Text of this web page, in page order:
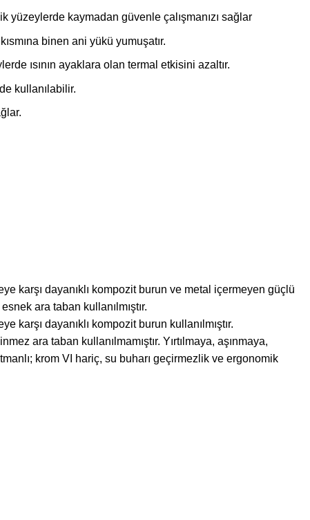
yüzeylerde kaymadan güvenle çalışmanızı sağlar
binen ani yükü yumuşatır.
ısının ayaklara olan termal etkisini azaltır.
kullanılabilir.
karşı dayanıklı kompozit burun ve metal içermeyen güçlü
ara taban kullanılmıştır.
karşı dayanıklı kompozit burun kullanılmıştır.
ara taban kullanılmamıştır. Yırtılmaya, aşınmaya,
krom VI hariç, su buharı geçirmezlik ve ergonomik